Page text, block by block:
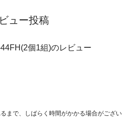
ュー投稿
個1組)のレビュー
まで、しばらく時間がかかる場合がござい